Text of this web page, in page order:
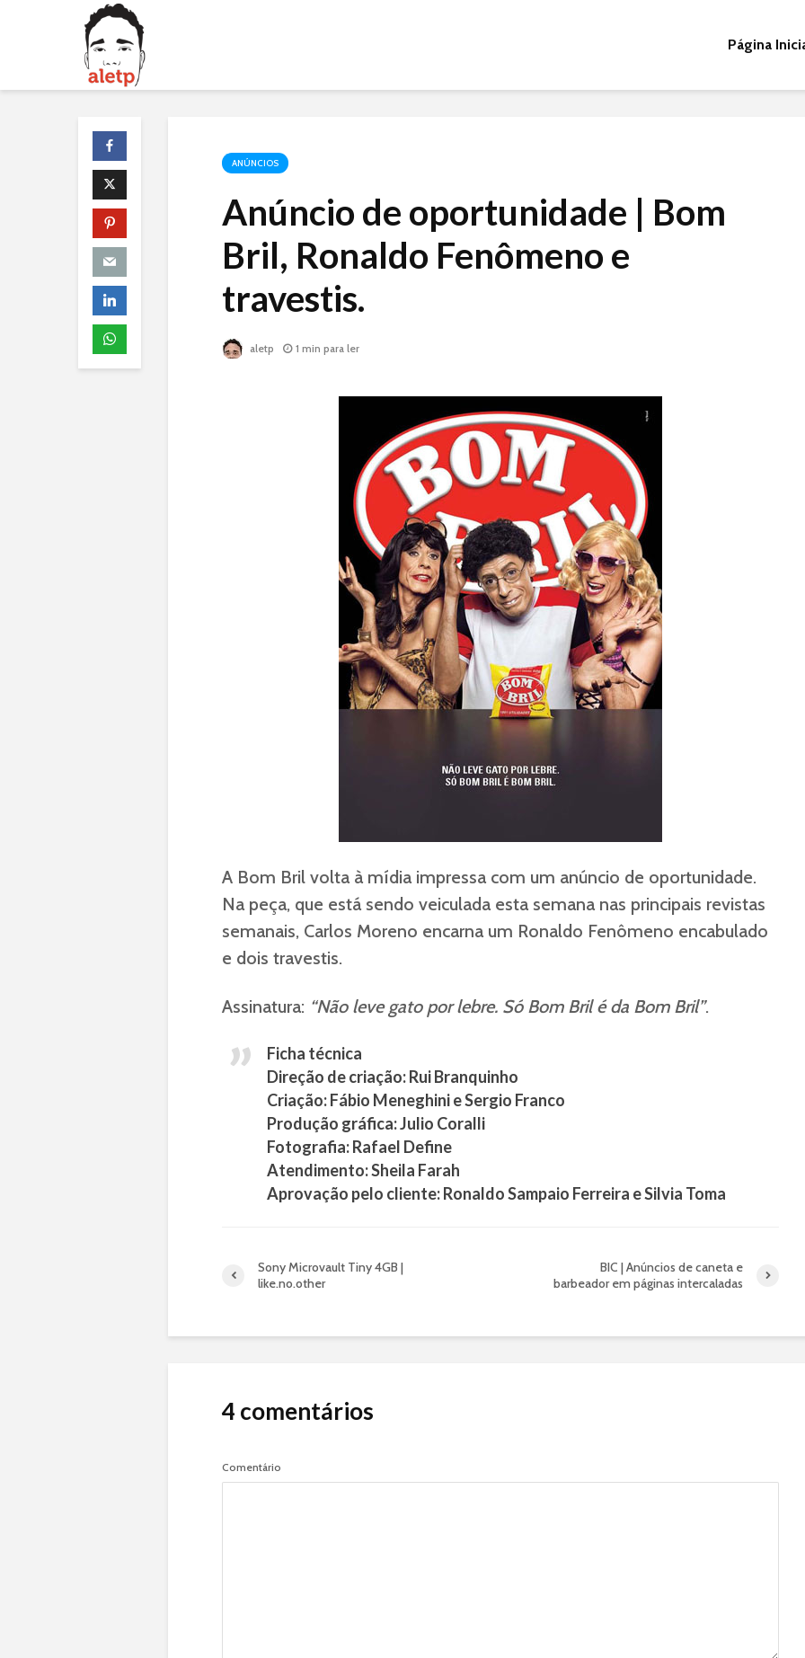
Página
ANÚNCIOS
Anúncio de oportunidade | Bom
Bril, Ronaldo Fenômeno e
travestis.
aletp 1 min para ler
A Bom Bril volta à mídia impressa com um anúncio de oportunidade.
Na peça, que está sendo veiculada esta semana nas principais revistas
semanais, Carlos Moreno encarna um Ronaldo Fenômeno encabulado
e dois travestis.
Assinatura: “Não leve gato por lebre. Só Bom Bril é da Bom Bril”.
Ficha técnica
Direção de criação: Rui Branquinho
Criação: Fábio Meneghini e Sergio Franco
Produção gráfica: Julio Coralli
Fotografia: Rafael Define
Atendimento: Sheila Farah
Aprovação pelo cliente: Ronaldo Sampaio Ferreira e Silvia Toma
Sony Microvault Tiny 4GB |
like.no.other
BIC | Anúncios de caneta e
barbeador em páginas intercaladas
4 comentários
Comentário